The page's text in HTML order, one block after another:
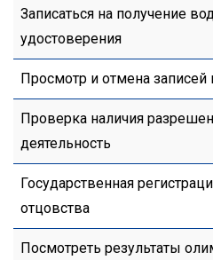
Записаться на получение
удостоверения
Просмотр и отмена
Проверка наличия
деятельность
Государственная
отцовства
Посмотреть результаты